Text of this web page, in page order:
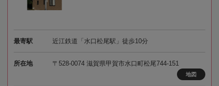
最寄駅 近江鉄道「水口松尾駅」徒歩10分
所在地 〒528-0074 滋賀県甲賀市水口町松尾744-151
地図